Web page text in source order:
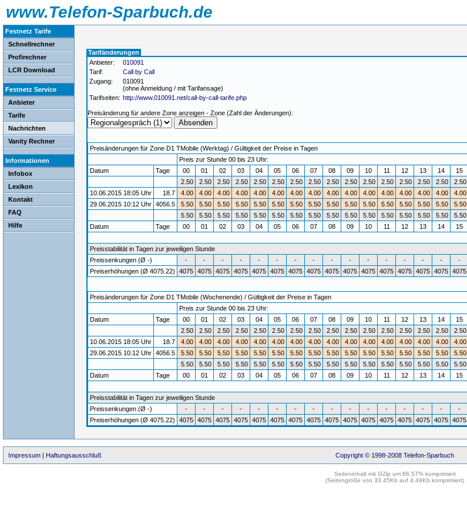
www.Telefon-Sparbuch.de
Festnetz Tarife
Schnellrechner
Profirechner
LCR Download
Festnetz Service
Anbieter
Tarife
Nachrichten
Vanity Rechner
Informationen
Infobox
Lexikon
Kontakt
FAQ
Hilfe
Tarifänderungen
Anbieter:
010091
Tarif:
Call by Call
Zugang:
010091
(ohne Anmeldung / mit Tarifansage)
Tarifseiten: http://www.010091.net/call-by-call-tarife.php
Preisänderung für andere Zone anzeigen - Zone (Zahl der Änderungen):
Preisänderungen für Zone D1 TMobile (Werktag) / Gültigkeit der Preise in Tagen
Preis zur Stunde 00 bis 23 Uhr:
Datum
Tage 00 01 02 03 04 05 06 07 08 09 10 11 12 13 14 15
2.50
2.50 2.50 2.50 2.50 2.50 2.50 2.50 2.50 2.50 2.50 2.50 2.50 2.50 2.50 2.50
10.06.2015 18:05 Uhr
18.7 4.00 4.00 4.00 4.00 4.00 4.00 4.00 4.00 4.00 4.00 4.00 4.00 4.00 4.00 4.00 4.00
29.06.2015 10:12 Uhr 4056.5 5.50 5.50 5.50 5.50 5.50 5.50 5.50 5.50 5.50 5.50 5.50 5.50 5.50 5.50 5.50 5.50
5.50
5.50 5.50 5.50 5.50 5.50 5.50 5.50 5.50 5.50 5.50 5.50 5.50 5.50 5.50 5.50
Datum
Tage 00 01 02 03 04 05 06 07 08 09 10 11 12 13 14 15
Preisstabilität in Tagen zur jeweiligen Stunde
Preissenkungen (Ø -)
- - - - - - - - - - - - - - - -
Preiserhöhungen (Ø 4075.22)
4075 4075 4075 4075 4075 4075 4075 4075 4075 4075 4075 4075 4075 4075 4075 4075
Preisänderungen für Zone D1 TMobile (Wochenende) / Gültigkeit der Preise in Tagen
Preis zur Stunde 00 bis 23 Uhr:
Datum
Tage 00 01 02 03 04 05 06 07 08 09 10 11 12 13 14 15
2.50
2.50 2.50 2.50 2.50 2.50 2.50 2.50 2.50 2.50 2.50 2.50 2.50 2.50 2.50 2.50
10.06.2015 18:05 Uhr
18.7 4.00 4.00 4.00 4.00 4.00 4.00 4.00 4.00 4.00 4.00 4.00 4.00 4.00 4.00 4.00 4.00
29.06.2015 10:12 Uhr 4056.5 5.50 5.50 5.50 5.50 5.50 5.50 5.50 5.50 5.50 5.50 5.50 5.50 5.50 5.50 5.50 5.50
5.50
5.50 5.50 5.50 5.50 5.50 5.50 5.50 5.50 5.50 5.50 5.50 5.50 5.50 5.50 5.50
Datum
Tage 00 01 02 03 04 05 06 07 08 09 10 11 12 13 14 15
Preisstabilität in Tagen zur jeweiligen Stunde
Preissenkungen (Ø -)
- - - - - - - - - - - - - - - -
Preiserhöhungen (Ø 4075.22)
4075 4075 4075 4075 4075 4075 4075 4075 4075 4075 4075 4075 4075 4075 4075 4075
Impressum | Haftungsausschluß Copyright © 1998-2008 Telefon-Sparbuch
Seiteninhalt mit GZip um 86.57% komprimiert
(Seitengröße von 33.45Kb auf 4.49Kb komprimiert)